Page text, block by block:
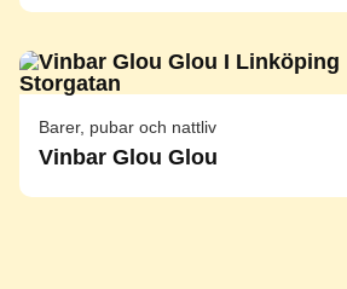
Barer, pubar och nattliv
Vinbar Glou Glou